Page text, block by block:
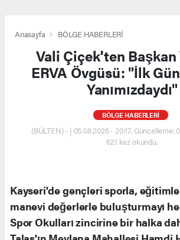
Anasayfa BÖLGE HABERLERİ
Vali Çiçek'ten Başkan
ERVA Övgüsü: "İlk
Yanımızdaydı"
BÖLGE HABERLERİ
(BÜLTEN) - | 05.08.2026 - 20:17, Güncelleme:
621 kez okundu.
Kayseri'de gençleri sporla,
manevi değerlerle buluşturmayı
Spor Okulları zincirine bir halka